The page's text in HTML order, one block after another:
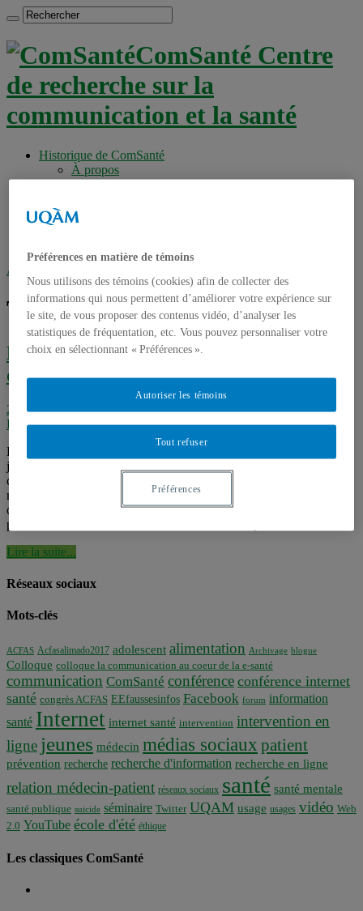
ComSanté Centre
de recherche sur la
communication et la santé
Historique de ComSanté
À propos
Productions
Chercheurs réguliers
Accueil
Tag archives :faits divers
Des représentations de santé [publique]
dans les faits divers
2014-2015,Communication médiatique et santé,Discours de santé
Événements,Évènements passés,Séminaires
Le fait divers n’a pas bonne réputation, on l’associe aux journaux
jaunes, on n’hésite pas à lui attribuer l’appellation de «rubrique des
chiens écrasés», on lui consent toutes les qualités d’un voyeurisme
malsain. On y traite d’événements malséants, souvent morbides,
occasionnellement horribles. Même les théoriciens des médias
peinent à le définir, à le circonscrire et à le conceptualiser. Or, ce ...
Lire la suite...
Réseaux sociaux
Mots-clés
ACFAS Acfasalimado2017 adolescent alimentation Archivage blogue
Colloque colloque la communication au coeur de la e-santé
communication ComSanté conférence conférence internet
santé congrès ACFAS EEfaussesinfos Facebook forum information
santé Internet internet santé intervention intervention en
ligne jeunes médecin médias sociaux patient
prévention recherche recherche d'information recherche en ligne
relation médecin-patient réseaux sociaux santé santé mentale
santé publique suicide séminaire Twitter UQAM usage usages vidéo Web
2.0 YouTube école d'été éthique
Les classiques ComSanté
Préférences en matière de témoins
Nous utilisons des témoins (cookies) afin de collecter des
informations qui nous permettent d’améliorer votre expérience sur
le site, de vous proposer des contenus vidéo, d’analyser les
statistiques de fréquentation, etc. Vous pouvez personnaliser votre
choix en sélectionnant « Préférences ».
Tout refuser
Autoriser les témoins
Préférences